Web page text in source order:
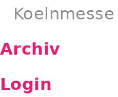
Archiv
Login